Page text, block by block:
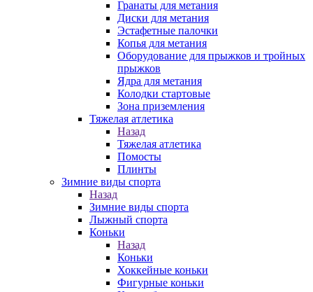
Гранаты для метания
Диски для метания
Эстафетные палочки
Копья для метания
Оборудование для прыжков и тройных
прыжков
Ядра для метания
Колодки стартовые
Зона приземления
Тяжелая атлетика
Назад
Тяжелая атлетика
Помосты
Плинты
Зимние виды спорта
Назад
Зимние виды спорта
Лыжный спорта
Коньки
Назад
Коньки
Хоккейные коньки
Фигурные коньки